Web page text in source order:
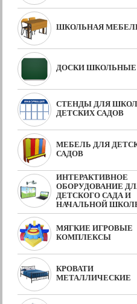
ШКОЛЬНАЯ
ДОСКИ ШКОЛЬНЫЕ
СТЕНДЫ ДЛЯ
ДЕТСКИХ САДОВ
МЕБЕЛЬ ДЛЯ
САДОВ
ИНТЕРАКТИВНОЕ
ОБОРУДОВАНИЕ
ДЕТСКОГО САДА И
НАЧАЛЬНОЙ
МЯГКИЕ ИГРОВЫЕ
КОМПЛЕКСЫ
КРОВАТИ
МЕТАЛЛИЧЕСКИЕ